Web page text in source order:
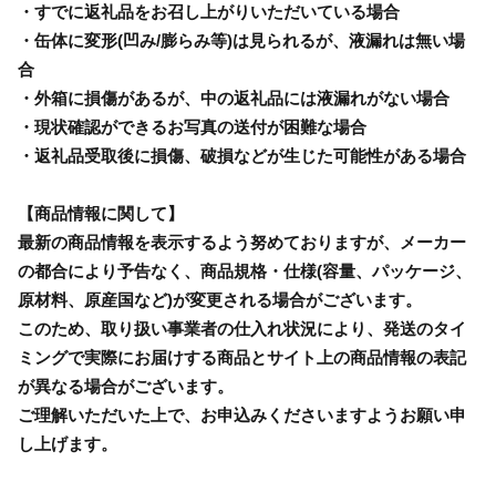
・すでに返礼品をお召し上がりいただいている場合
・缶体に変形(凹み/膨らみ等)は見られるが、液漏れは無い場
合
・外箱に損傷があるが、中の返礼品には液漏れがない場合
・現状確認ができるお写真の送付が困難な場合
・返礼品受取後に損傷、破損などが生じた可能性がある場合
【商品情報に関して】
最新の商品情報を表示するよう努めておりますが、メーカー
の都合により予告なく、商品規格・仕様(容量、パッケージ、
原材料、原産国など)が変更される場合がございます。
このため、取り扱い事業者の仕入れ状況により、発送のタイ
ミングで実際にお届けする商品とサイト上の商品情報の表記
が異なる場合がございます。
ご理解いただいた上で、お申込みくださいますようお願い申
し上げます。